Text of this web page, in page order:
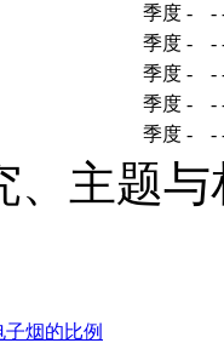
季度 - -
季度 - -
季度 - -
季度 - -
季度 - -
、主题
子烟的比例